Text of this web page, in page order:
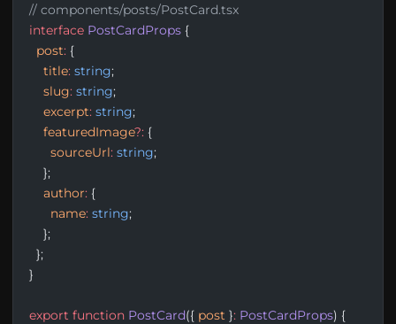
// components/posts/PostCard.tsx
interface PostCardProps {
  post
: {
    title
: string;
    slug
: string;
    excerpt
: string;
    featuredImage
?: {
      sourceUrl
: string;
    };
    author
: {
      name
: string;
    };
  };
}
export function PostCard({ post }: PostCardProps) {